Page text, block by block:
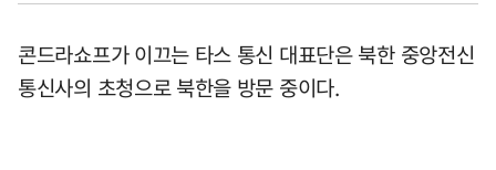
콘드라쇼프가 이끄는 타스 통신 대표단은 북한 중앙전신
통신사의 초청으로 북한을 방문 중이다.